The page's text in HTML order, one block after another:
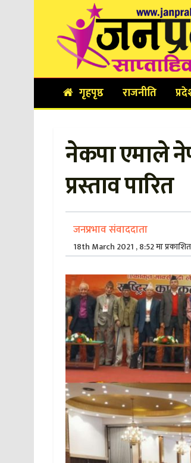
गृहपृष्ठ राजनीति
नेकपा एमाले
प्रस्ताव पारित
जनप्रभाव संवाददाता
18th March 2021 , 8:52 मा प्रकाशित